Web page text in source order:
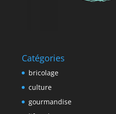
Catégories
bricolage
culture
gourmandise